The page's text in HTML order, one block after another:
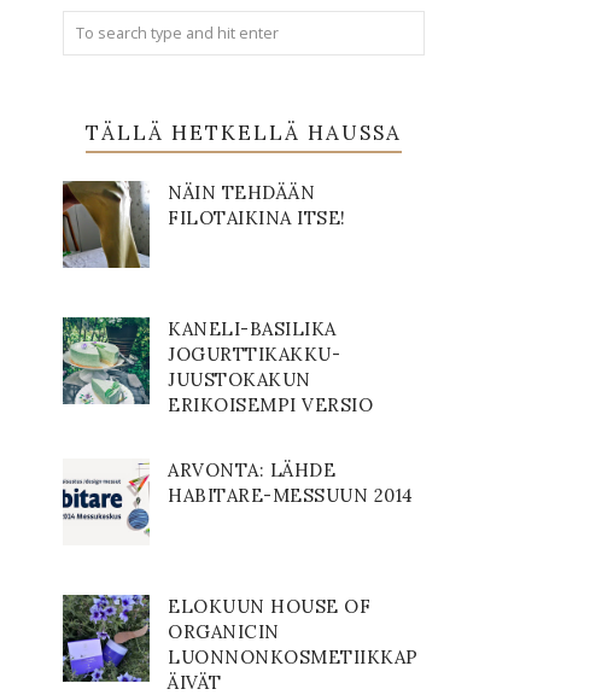
TÄLLÄ HETKELLÄ HAUSSA
NÄIN TEHDÄÄN
FILOTAIKINA ITSE!
KANELI-BASILIKA
JOGURTTIKAKKU-
JUUSTOKAKUN
ERIKOISEMPI VERSIO
ARVONTA: LÄHDE
HABITARE-MESSUUN 2014
ELOKUUN HOUSE OF
ORGANICIN
LUONNONKOSMETIIKKAP
ÄIVÄT